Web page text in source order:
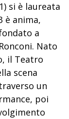
si è laureata
è anima,
a
Nato
il Teatro
scena
un
poi